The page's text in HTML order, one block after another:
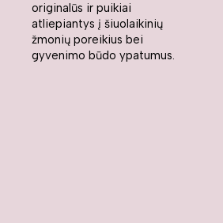
originalūs ir puikiai
atliepiantys į šiuolaikinių
žmonių poreikius bei
gyvenimo būdo ypatumus.